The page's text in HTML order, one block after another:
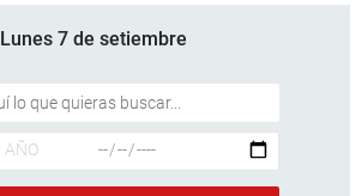
Lunes 7 de setiembre